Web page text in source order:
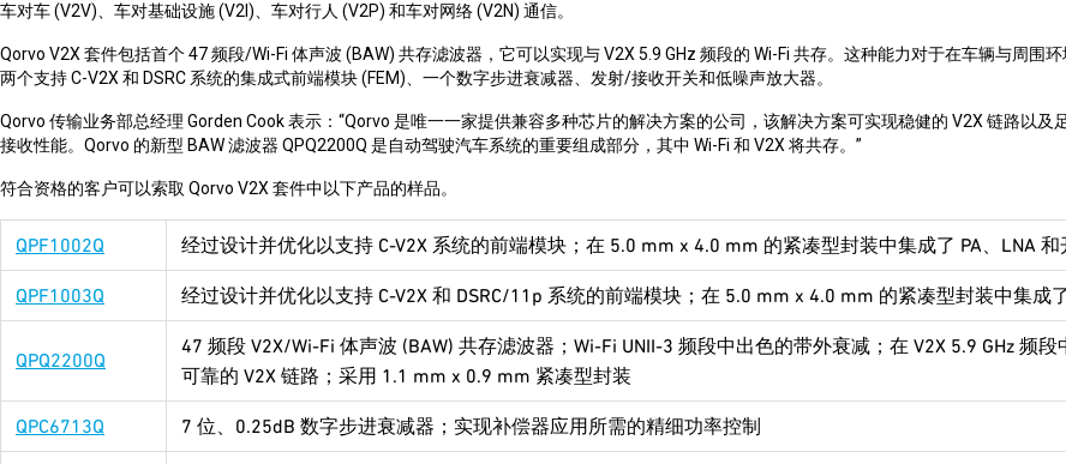
车对车(V2V)、车对基础设施(V2I)、车对行人 (V2P) 和车对网络(V2N) 通信。
Qorvo V2X套件包括首个47频段/Wi-Fi 体声波 (BAW) 共存滤波器，它可以实现与V2X 5.9 GHz 频段的 Wi-Fi 共存。这种能力对于在车辆与周围
两个支持C-V2X和 DSRC 系统的集成式前端模块(FEM)、一个数字步进衰减器、发射/接收开关和低噪声放大器。
Qorvo 传输业务部总经理 Gorden Cook表示： “Qorvo 是唯一一家提供兼容多种芯片的解决方案的公司，该解决方案可实现稳健的 V2X链路以及
接收性能。 Qorvo 的新型 BAW滤波器 QPQ2200Q 是自动驾驶汽车系统的重要组成部分，其中 Wi-Fi 和 V2X将共存。 ”
符合资格的客户可以索取 Qorvo V2X套件中以下产品的样品。
QPF1002Q 经过设计并优化以支持 C-V2X 系统的前端模块；在 5.0 mm x 4.0 mm 的紧凑型封装中集成了 PA、 LNA 和
QPF1003Q 经过设计并优化以支持 C-V2X 和 DSRC/11p 系统的前端模块；在 5.0 mm x 4.0 mm 的紧凑型封装中集成
QPQ2200Q
47 频段 V2X/Wi-Fi 体声波 (BAW) 共存滤波器； Wi-Fi UNII-3 频段中出色的带外衰减；在 V2X 5.9 GHz 频段
可靠的 V2X 链路；采用 1.1 mm x 0.9 mm 紧凑型封装
QPC6713Q 7 位、 0.25dB 数字步进衰减器；实现补偿器应用所需的精细功率控制